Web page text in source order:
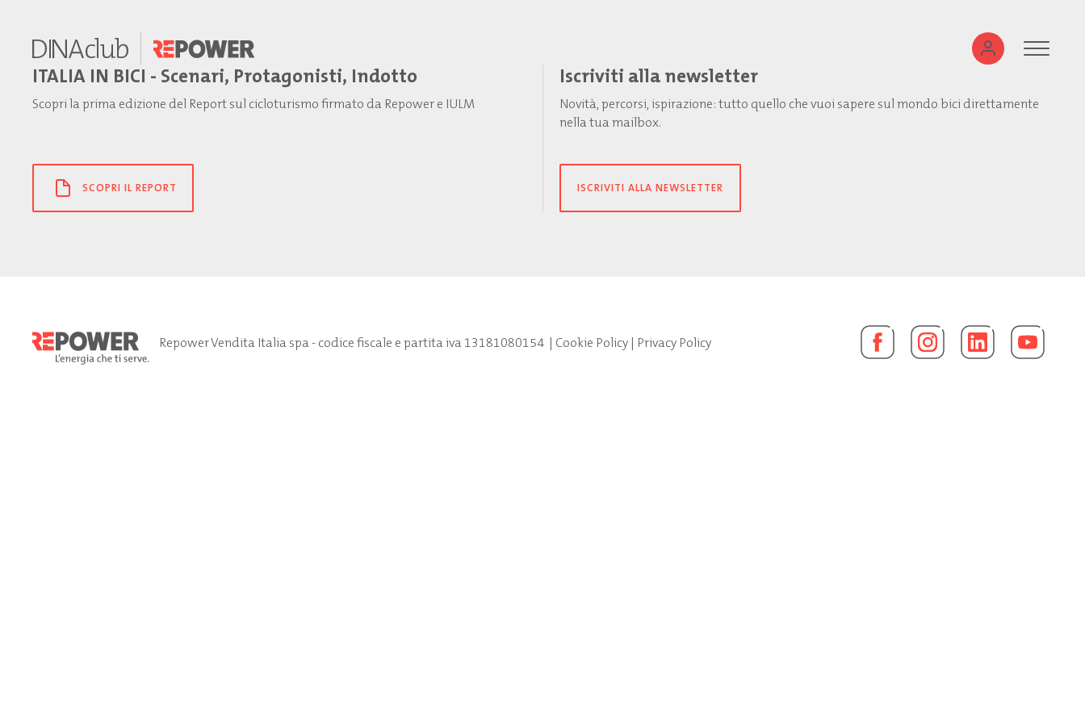
ITALIA IN BICI - Scenari, Protagonisti, Indotto
Scopri la prima edizione del Report sul cicloturismo firmato da Repower e IULM
SCOPRI IL REPORT
Iscriviti alla newsletter
Novità, percorsi, ispirazione: tutto quello che vuoi sapere sul mondo bici direttamente
nella tua mailbox.
ISCRIVITI ALLA NEWSLETTER
Repower Vendita Italia spa - codice fiscale e partita iva 13181080154| Cookie Policy| Privacy Policy